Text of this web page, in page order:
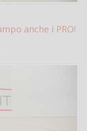
anche i PRO!